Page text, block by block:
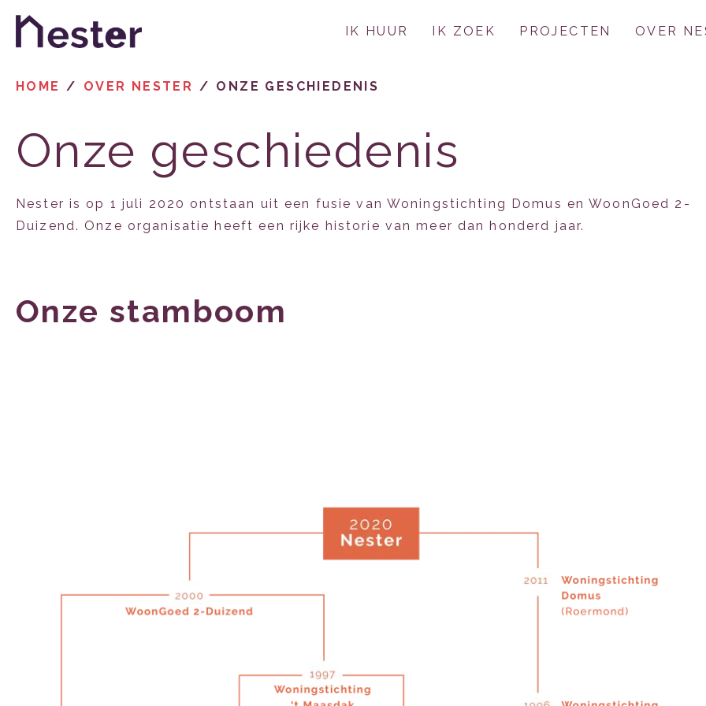
Naar de homepage
IK HUUR IK ZOEK PROJECTEN OVER
HOME OVER NESTER ONZE GESCHIEDENIS
Onze geschiedenis
Nester is op 1 juli 2020 ontstaan uit een fusie van Woningstichting Domus en WoonGoed 2-
Duizend. Onze organisatie heeft een rijke historie van meer dan honderd jaar.
Onze stamboom